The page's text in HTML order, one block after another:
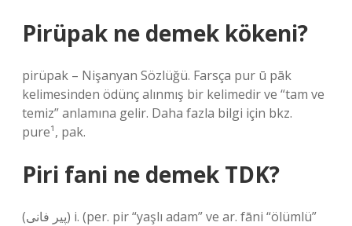
Pirüpak ne demek kökeni?
pirüpak – Nişanyan Sözlüğü. Farsça pur ū pāk
kelimesinden ödünç alınmış bir kelimedir ve “tam ve
temiz” anlamına gelir. Daha fazla bilgi için bkz.
pure¹, pak.
Piri fani ne demek TDK?
(ﭘﻴﺮ ﻓﺎﻧﻰ) i. (per. pіr “yaşlı adam” ve ar. fānі “ölümlü”